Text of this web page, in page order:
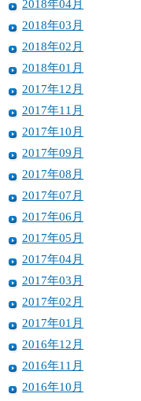
2018年04月
2018年03月
2018年02月
2018年01月
2017年12月
2017年11月
2017年10月
2017年09月
2017年08月
2017年07月
2017年06月
2017年05月
2017年04月
2017年03月
2017年02月
2017年01月
2016年12月
2016年11月
2016年10月